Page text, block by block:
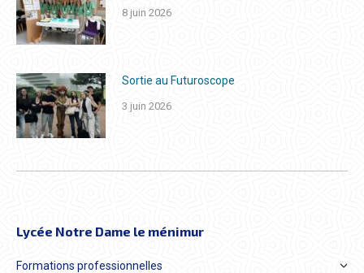
8 juin 2026
Sortie au Futuroscope
3 juin 2026
Lycée Notre Dame le ménimur
Formations professionnelles